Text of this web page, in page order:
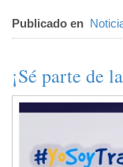
Publicado en
¡Sé parte de